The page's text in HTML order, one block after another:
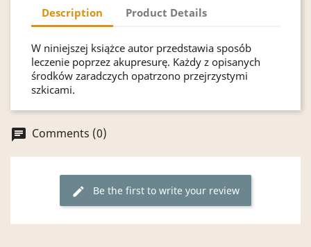
Description Product Details
W niniejszej książce autor przedstawia sposób
leczenie poprzez akupresurę. Każdy z opisanych
środków zaradczych opatrzono przejrzystymi
szkicami.
chat Comments (0)
edit Be the first to write your review